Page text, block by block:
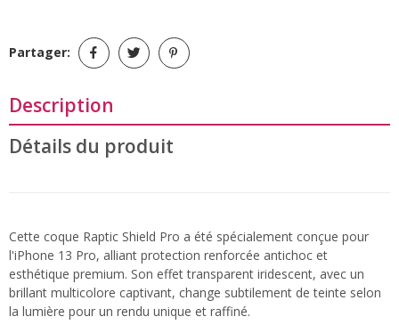
Partager:
Description
Détails du produit
Cette coque Raptic Shield Pro a été spécialement conçue pour
l'iPhone 13 Pro, alliant protection renforcée antichoc et
esthétique premium. Son effet transparent iridescent, avec un
brillant multicolore captivant, change subtilement de teinte selon
la lumière pour un rendu unique et raffiné.